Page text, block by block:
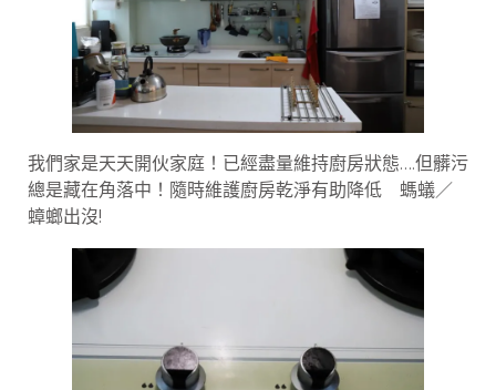
我們家是天天開伙家庭！已經盡量維持廚房狀態….但髒污
總是藏在角落中！隨時維護廚房乾淨有助降低 螞蟻／
蟑螂出沒!